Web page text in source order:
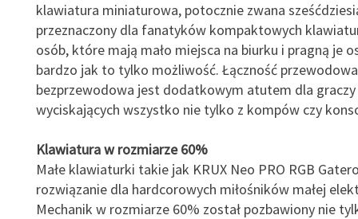
klawiatura miniaturowa, potocznie zwana
przeznaczony dla fanatyków kompaktowych
osób, które mają mało miejsca na biurku i pragną je
bardzo jak to tylko możliwość. Łączność
bezprzewodowa jest dodatkowym atutem dla graczy
wyciskających wszystko nie tylko z kompów czy
Klawiatura w rozmiarze 60%
Małe klawiaturki takie jak KRUX Neo PRO RGB
rozwiązanie dla hardcorowych miłośników małej
Mechanik w rozmiarze 60% został pozbawiony nie